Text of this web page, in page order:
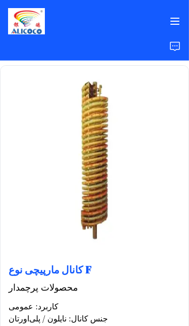
کانال مارپیچی نوع F
محصولات پرچمدار
کاربرد: عمومی
جنس کانال: نایلون / پلی‌اورتان